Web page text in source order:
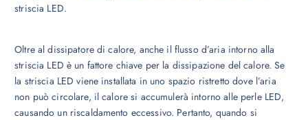
striscia LED.
Oltre al dissipatore di calore, anche il flusso d’aria intorno alla
striscia LED è un fattore chiave per la dissipazione del calore. Se
la striscia LED viene installata in uno spazio ristretto dove l’aria
non può circolare, il calore si accumulerà intorno alle perle LED,
causando un riscaldamento eccessivo. Pertanto, quando si